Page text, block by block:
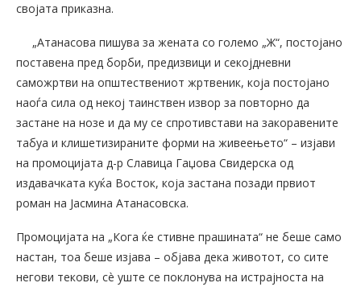
својата приказна.
„Атанасова пишува за жената со големо „Ж“, постојано
поставена пред борби, предизвици и секојдневни
саможртви на општествениот жртвеник, која постојано
наоѓа сила од некој таинствен извор за повторно да
застане на нозе и да му се спротивстави на закоравените
табуа и клишетизираните форми на живеењето“ – изјави
на промоцијата д-р Славица Гаџова Свидерска од
издавачката куќа Восток, која застана позади првиот
роман на Јасмина Атанасовска.
Промоцијата на „Кога ќе стивне прашината“ не беше само
настан, тоа беше изјава – објава дека животот, со сите
негови текови, сè уште се поклонува на истрајноста на